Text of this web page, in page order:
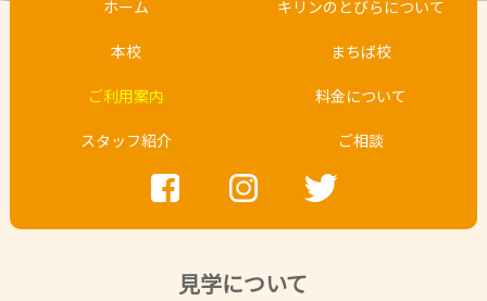
ホーム キリンのとびらについて
本校 まちば校
ご利用案内 料金について
スタッフ紹介 ご相談
見学について